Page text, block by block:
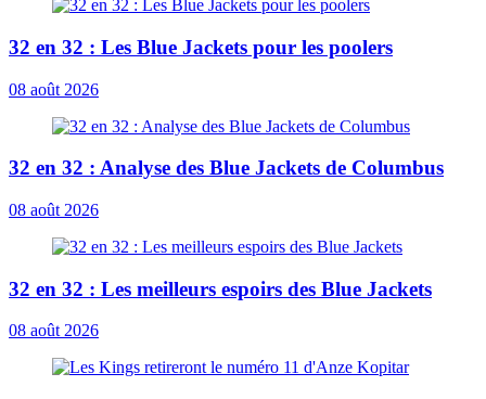
32 en 32 : Les Blue Jackets pour les poolers
08 août 2026
32 en 32 : Analyse des Blue Jackets de Columbus
08 août 2026
32 en 32 : Les meilleurs espoirs des Blue Jackets
08 août 2026